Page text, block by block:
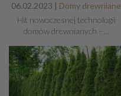
06.02.2023 | Domy drewniane
Hit nowoczesnej technologii
domów drewnianych –…